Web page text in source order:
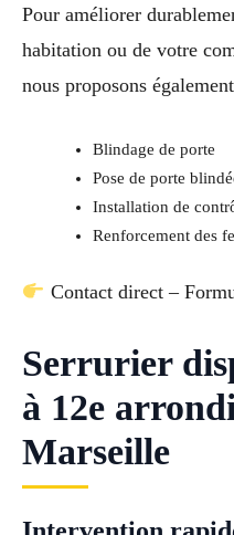
Pour améliorer
habitation ou de votre
nous proposons
Blindage de porte
Pose de porte
Installation de
Renforcement des
Contact direct –
Serrurier
à 12e
Marseille